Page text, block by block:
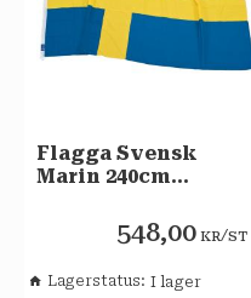
Flagga Svensk
Marin 240cm
548,00 KR/ST
Lagerstatus